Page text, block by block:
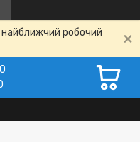
найближчий робочий